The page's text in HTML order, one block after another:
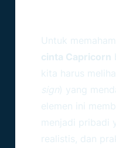
Untuk
cinta Capricorn
kita harus
sign) yang
elemen ini
menjadi pribadi
realistis, dan